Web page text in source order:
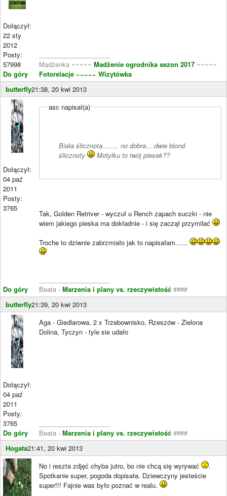
Dołączył:
22 sty
2012
Posty:
57998
Do góry
Madżenka ~~~~~ Madżenie ogrodnika sezon 2017 ~~~~~
Fotorelacje ~~~~~ Wizytówka
butterfly21:38, 20 kwi 2013
Dołączył:
04 paź
2011
Posty:
3765
Do góry
asc napisał(a)
Biała ślicznota........ no dobra... dwie blond
ślicznoty
Motylku to twój piesek??
Tak, Golden Retriver - wyczuł u Rench zapach suczki - nie
wiem jakiego pieska ma dokładnie - i się zaczął przymilać
Troche to dziwnie zabrzmiało jak to napisałam......
Beata - Marzenia i plany vs. rzeczywistość ####
butterfly21:39, 20 kwi 2013
Dołączył:
04 paź
2011
Posty:
3765
Do góry
Aga - Giedlarowa, 2 x Trzebownisko, Rzeszów - Zielona
Dolina, Tyczyn - tyle sie udało
Beata - Marzenia i plany vs. rzeczywistość ####
Hogata21:41, 20 kwi 2013
No i reszta zdjęć chyba jutro, bo nie chcą się wyrywać
.
Spotkanie super, pogoda dopisała. Dziewczyny jesteście
super!!! Fajnie was było poznać w realu.